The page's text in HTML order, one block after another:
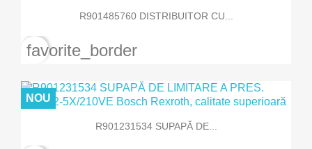
R901485760 DISTRIBUITOR CU...
favorite_border
R901231534 SUPAPĂ DE...
NOU